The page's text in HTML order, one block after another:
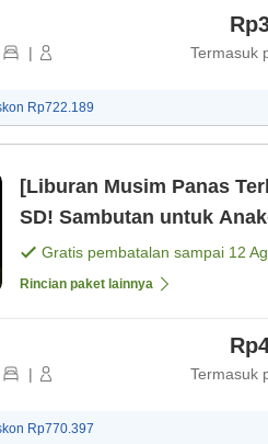
| Termasuk
Rp722.189
[Liburan Musim Panas
SD! Sambutan untuk
Gratis pembatalan sampai 12
Rincian paket lainnya
| Termasuk
Rp770.397